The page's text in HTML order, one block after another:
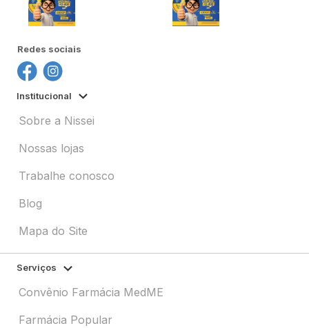
Redes sociais
Institucional
Sobre a Nissei
Nossas lojas
Trabalhe conosco
Blog
Mapa do Site
Serviços
Convênio Farmácia MedME
Farmácia Popular